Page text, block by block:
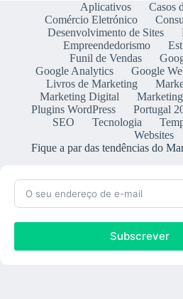
Aplicativos
Casos
Comércio Eletrónico
Desenvolvimento de Sites
Empreendedorismo
Funil de Vendas
Google Analytics
Google
Livros de Marketing
Marketing Digital
Plugins WordPress
Portugal
SEO
Tecnologia
Websites
Fique a par das tendências do
Subscrever